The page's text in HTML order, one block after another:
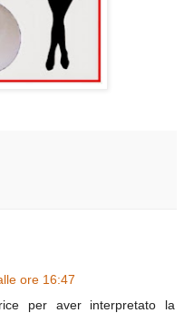
ore 16:47
per aver interpretato la